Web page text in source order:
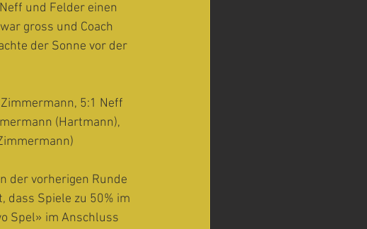
und Felder einen
gross und Coach
der Sonne vor der
5:1 Neff
(Hartmann),
der vorherigen Runde
dass Spiele zu 50% im
Spel» im Anschluss